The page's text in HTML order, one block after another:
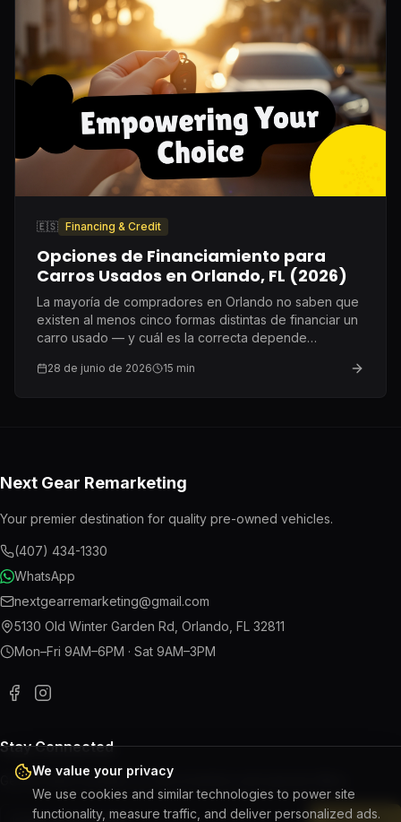
🇪🇸 Financing & Credit
Opciones de Financiamiento para
Carros Usados en Orlando, FL (2026)
La mayoría de compradores en Orlando no saben que
existen al menos cinco formas distintas de financiar un
carro usado — y cuál es la correcta depende
situación actual.
28 de junio de 2026 15 min
Next Gear Remarketing
Your premier destination for quality pre-owned vehicles.
(407) 434-1330
WhatsApp
nextgearremarketing@gmail.com
5130 Old Winter Garden Rd Orlando FL 32811
Mon–Fri 9AM–6PM · Sat 9AM–3PM
Stay Connected
Get the latest updates on new inventory and special offers.
We value your privacy
We use cookies and similar technologies to power site
functionality, measure traffic, and deliver personalized ads.